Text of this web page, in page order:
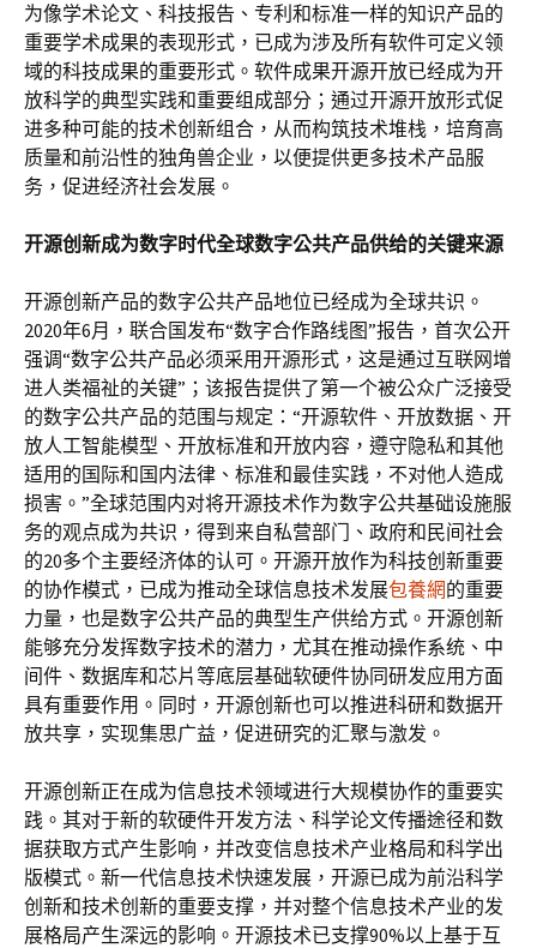
为像学术论文、科技报告、专利和标准一样的知识产品的
重要学术成果的表现形式，已成为涉及所有软件可定义领
域的科技成果的重要形式。软件成果开源开放已经成为开
放科学的典型实践和重要组成部分；通过开源开放形式促
进多种可能的技术创新组合，从而构筑技术堆栈，培育高
质量和前沿性的独角兽企业，以便提供更多技术产品服
务，促进经济社会发展。
开源创新成为数字时代全球数字公共产品供给的关键来源
开源创新产品的数字公共产品地位已经成为全球共识。
2020年6月，联合国发布“数字合作路线图”报告，首次公开
强调“数字公共产品必须采用开源形式，这是通过互联网增
进人类福祉的关键”；该报告提供了第一个被公众广泛接受
的数字公共产品的范围与规定：“开源软件、开放数据、开
放人工智能模型、开放标准和开放内容，遵守隐私和其他
适用的国际和国内法律、标准和最佳实践，不对他人造成
损害。”全球范围内对将开源技术作为数字公共基础设施服
务的观点成为共识，得到来自私营部门、政府和民间社会
的20多个主要经济体的认可。开源开放作为科技创新重要
的协作模式，已成为推动全球信息技术发展包養網的重要
力量，也是数字公共产品的典型生产供给方式。开源创新
能够充分发挥数字技术的潜力，尤其在推动操作系统、中
间件、数据库和芯片等底层基础软硬件协同研发应用方面
具有重要作用。同时，开源创新也可以推进科研和数据开
放共享，实现集思广益，促进研究的汇聚与激发。
开源创新正在成为信息技术领域进行大规模协作的重要实
践。其对于新的软硬件开发方法、科学论文传播途径和数
据获取方式产生影响，并改变信息技术产业格局和科学出
版模式。新一代信息技术快速发展，开源已成为前沿科学
创新和技术创新的重要支撑，并对整个信息技术产业的发
展格局产生深远的影响。开源技术已支撑90%以上基于互